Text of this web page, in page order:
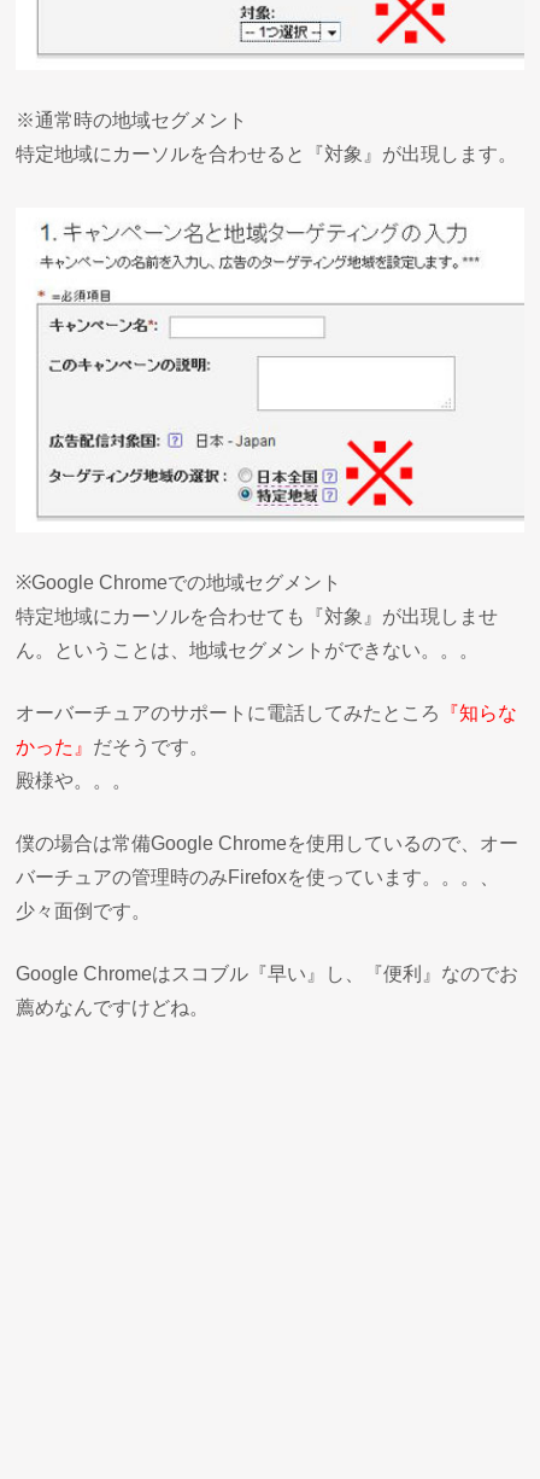
※通常時の地域セグメント
特定地域にカーソルを合わせると『対象』が出現します。
※Google Chromeでの地域セグメント
特定地域にカーソルを合わせても『対象』が出現しませ
ん。ということは、地域セグメントができない。。。
オーバーチュアのサポートに電話してみたところ
『知らな
かった』 だそうです。
殿様や。。。
僕の場合は常備Google Chromeを使用しているので、オー
バーチュアの管理時のみFirefoxを使っています。。。、
少々面倒です。
Google Chromeはスコブル『早い』し、『便利』なのでお
薦めなんですけどね。